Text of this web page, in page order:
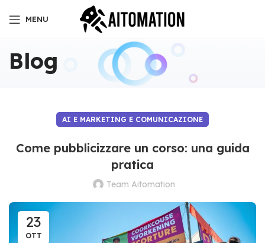
MENU
Blog
AI E MARKETING E COMUNICAZIONE
Come pubblicizzare un corso: una guida
pratica
Team Aitomation
23
OTT